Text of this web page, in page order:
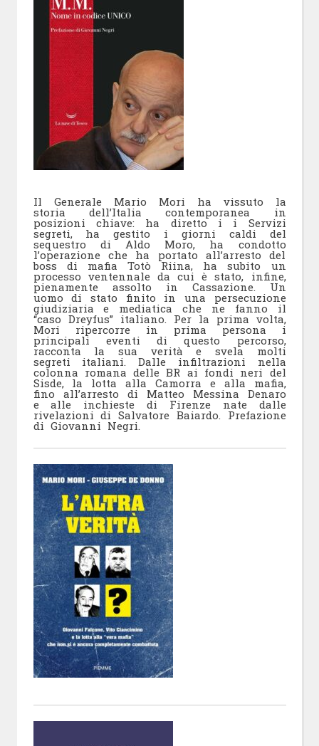
Il Generale Mario Mori ha vissuto la
storia dell’Italia contemporanea in
posizioni chiave: ha diretto i i Servizi
segreti, ha gestito i giorni caldi del
sequestro di Aldo Moro, ha condotto
l’operazione che ha portato all’arresto del
boss di mafia Totò Riina, ha subito un
processo ventennale da cui è stato, infine,
pienamente assolto in Cassazione. Un
uomo di stato finito in una persecuzione
giudiziaria e mediatica che ne fanno il
“caso Dreyfus” italiano. Per la prima volta,
Mori ripercorre in prima persona i
principali eventi di questo percorso,
racconta la sua verità e svela molti
segreti italiani. Dalle infiltrazioni nella
colonna romana delle BR ai fondi neri del
Sisde, la lotta alla Camorra e alla mafia,
fino all’arresto di Matteo Messina Denaro
e alle inchieste di Firenze nate dalle
rivelazioni di Salvatore Baiardo. Prefazione
di Giovanni Negri.